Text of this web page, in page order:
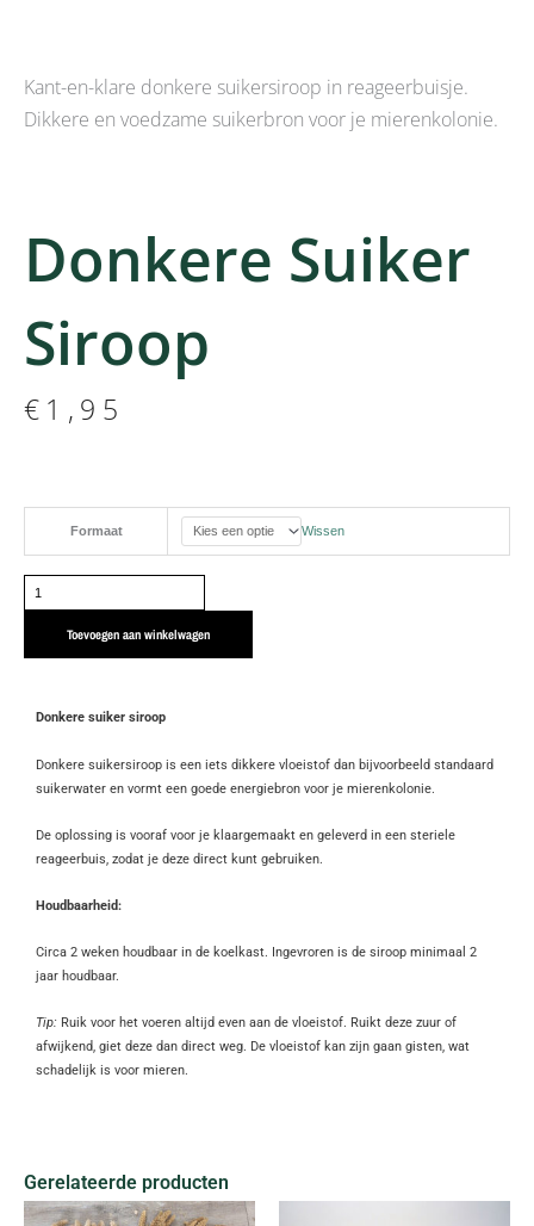
Kant-en-klare donkere suikersiroop in reageerbuisje.
Dikkere en voedzame suikerbron voor je mierenkolonie.
Donkere Suiker
Siroop
€ 1,95
Formaat Wissen
aantal
Toevoegen aan winkelwagen
Donkere suiker siroop
Donkere suikersiroop is een iets dikkere vloeistof dan bijvoorbeeld standaard
suikerwater en vormt een goede energiebron voor je mierenkolonie.
De oplossing is vooraf voor je klaargemaakt en geleverd in een steriele
reageerbuis, zodat je deze direct kunt gebruiken.
Houdbaarheid:
Circa 2 weken houdbaar in de koelkast. Ingevroren is de siroop minimaal 2
jaar houdbaar.
Tip: Ruik voor het voeren altijd even aan de vloeistof. Ruikt deze zuur of
afwijkend, giet deze dan direct weg. De vloeistof kan zijn gaan gisten, wat
schadelijk is voor mieren.
Gerelateerde producten
Dit